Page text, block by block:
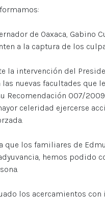
de Oaxaca, Gabino
a la captura de los
la intervención del
las nuevas facultades que
Recomendación 007/
celeridad ejercerse
que los familiares de
hemos podido
los acercamientos